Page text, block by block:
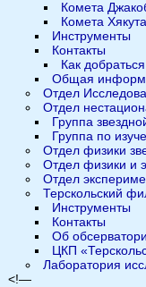
Комета
Комета
Инструменты
Контакты
Как
Общая
Отдел
Отдел
Группа
Группа по
Отдел физики
Отдел физики и
Отдел
Терскольский
Инструменты
Контакты
Об
ЦКП
Лаборатория
<!—